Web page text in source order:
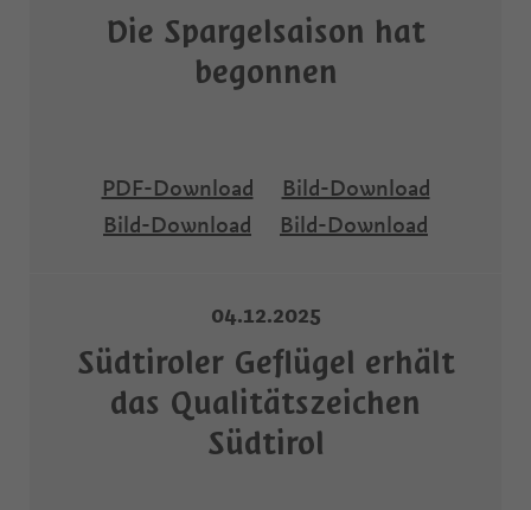
Die Spargelsaison hat
begonnen
PDF-Download
Bild-Download
Bild-Download
Bild-Download
04.12.2025
Südtiroler Geflügel erhält
das Qualitätszeichen
Südtirol